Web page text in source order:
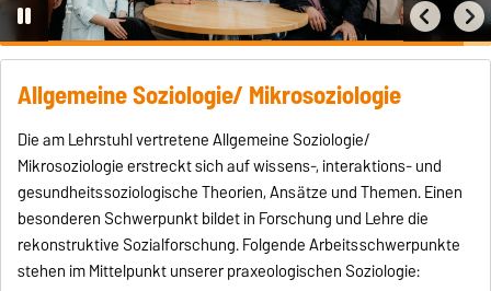
Allgemeine Soziologie/ Mikrosoziologie
Die am Lehrstuhl vertretene Allgemeine Soziologie/
Mikrosoziologie erstreckt sich auf wissens-, interaktions- und
gesundheitssoziologische Theorien, Ansätze und Themen. Einen
besonderen Schwerpunkt bildet in Forschung und Lehre die
rekonstruktive Sozialforschung. Folgende Arbeitsschwerpunkte
stehen im Mittelpunkt unserer praxeologischen Soziologie: